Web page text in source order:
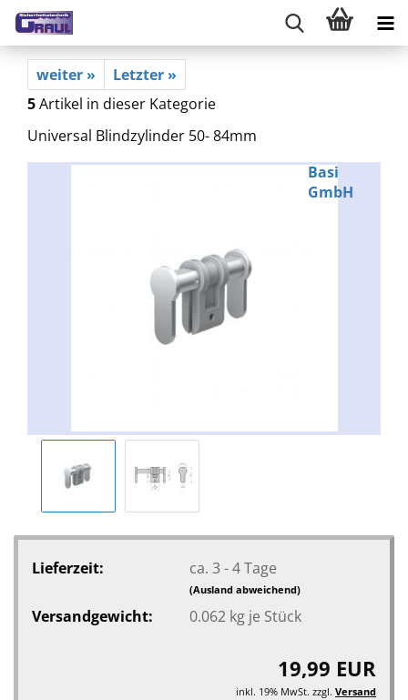
weiter »
Letzter »
5Artikel in dieser Kategorie
Universal Blindzylinder 50- 84mm
Basi
GmbH
Lieferzeit: ca. 3 - 4 Tage
(Ausland abweichend)
Versandgewicht: 0.062kg je Stück
19,99 EUR
inkl. 19% MwSt. zzgl. Versand